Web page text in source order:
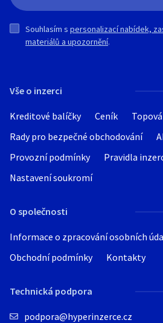
Vše o inzerci
Kreditové balíčky Ceník
Rady pro bezpečné obchodování
Provozní podmínky
Pravidla
Nastavení soukromí
O společnosti
Informace o zpracování osobních
Obchodní podmínky
Kontakty
Technická podpora
podpora@hyperinzerce.cz
Souhlasím s personalizací nabídek,
materiálů a upozornění.